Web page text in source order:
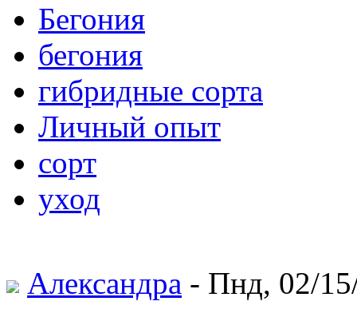
Бегония
бегония
гибридные сорта
Личный опыт
сорт
уход
Александра - Пнд, 02/